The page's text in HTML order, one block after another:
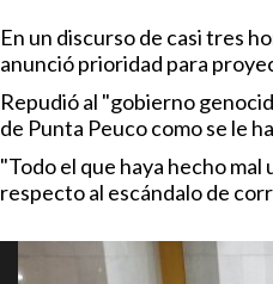
En un discurso de casi tres
anunció prioridad para
Repudió al "gobierno
de Punta Peuco como se le
"Todo el que haya hecho
respecto al escándalo de